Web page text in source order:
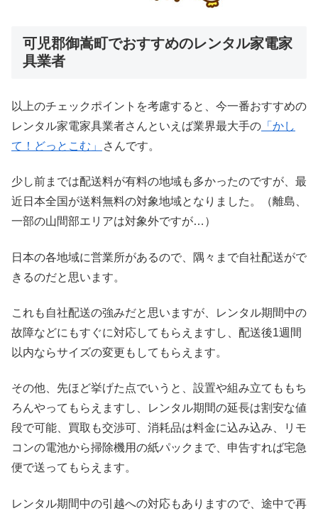
可児郡御嵩町でおすすめのレンタル家電家
具業者
以上のチェックポイントを考慮すると、今一番おすすめの
レンタル家電家具業者さんといえば業界最大手の 「かし
て！どっとこむ」
さんです。
少し前までは配送料が有料の地域も多かったのですが、最
近日本全国が送料無料の対象地域となりました。（離島、
一部の山間部エリアは対象外ですが…）
日本の各地域に営業所があるので、隅々まで自社配送がで
きるのだと思います。
これも自社配送の強みだと思いますが、レンタル期間中の
故障などにもすぐに対応してもらえますし、配送後1週間
以内ならサイズの変更もしてもらえます。
その他、先ほど挙げた点でいうと、設置や組み立てももち
ろんやってもらえますし、レンタル期間の延長は割安な値
段で可能、買取も交渉可、消耗品は料金に込み込み、リモ
コンの電池から掃除機用の紙パックまで、申告すれば宅急
便で送ってもらえます。
レンタル期間中の引越への対応もありますので、途中で再